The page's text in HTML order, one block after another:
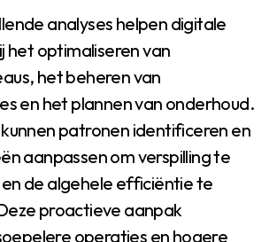
analyses helpen digitale
het optimaliseren van
het beheren van
en het plannen van onderhoud.
patronen identificeren en
aanpassen om verspilling te
de algehele efficiëntie te
proactieve aanpak
operaties en hogere